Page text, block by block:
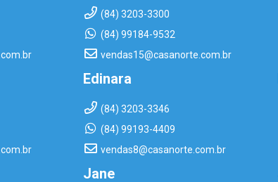
(84) 3203-3300
(84) 99184-9532
vendas15@casanorte.com.br
Edinara
(84) 3203-3346
(84) 99193-4409
vendas8@casanorte.com.br
Jane